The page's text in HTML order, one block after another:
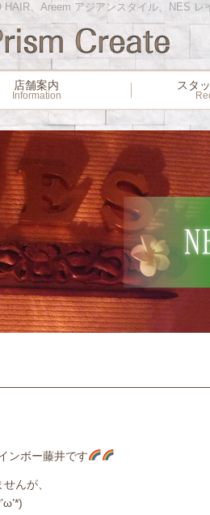
、Areem アジアンスタイル、NES
店舗案内
Information
スタ
ンボー藤井です
んが、